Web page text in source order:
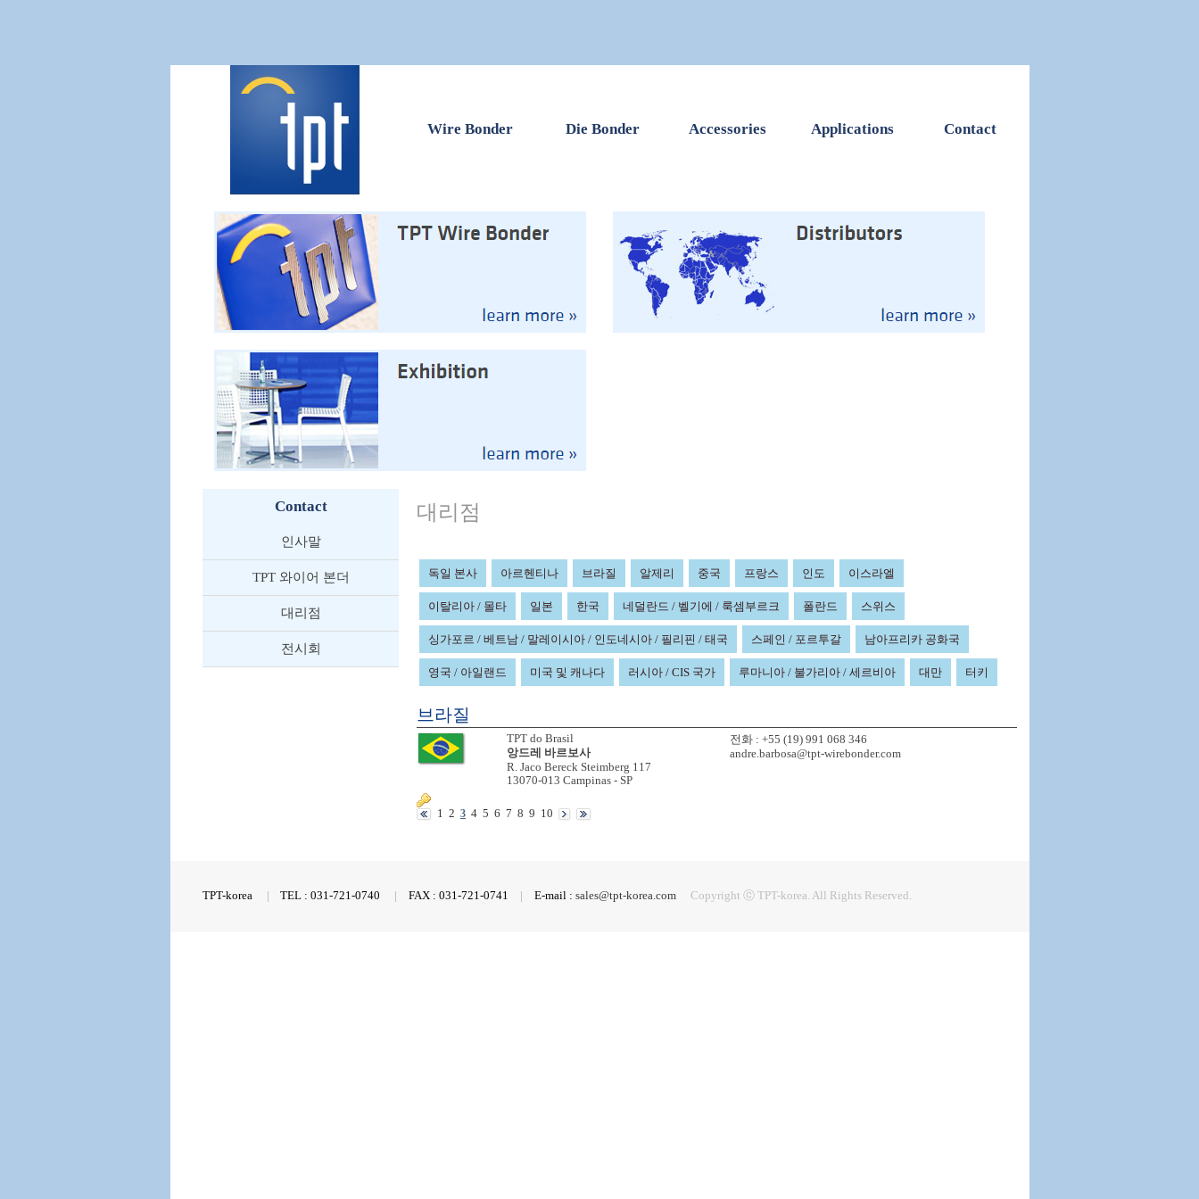
Wire Bonder Die Bonder Accessories Applications Contact
Contact
인사말
TPT 와이어 본더
대리점
전시회
대리점
독일 본사 아르헨티나 브라질 알제리 중국 프랑스 인도 이스라엘
이탈리아 / 몰타 일본 한국 네덜란드 / 벨기에 / 룩셈부르크 폴란드 스위스
싱가포르 / 베트남 / 말레이시아 / 인도네시아 / 필리핀 / 태국 스페인 / 포르투갈 남아프리카 공화국
영국 / 아일랜드 미국 및 캐나다 러시아 / CIS 국가 루마니아 / 불가리아 / 세르비아 대만 터키
브라질
TPT do Brasil
앙드레 바르보사
R. Jaco Bereck Steimberg 117
13070-013 Campinas - SP
전화 : +55 (19) 991 068 346
andre.barbosa@tpt-wirebonder.com
1 2 3 4 5 6 7 8 9 10
TPT-korea TEL : 031-721-0740 FAX : 031-721-0741 E-mail : sales@tpt-korea.com Copyright ⓒ TPT-korea. All Rights Reserved.